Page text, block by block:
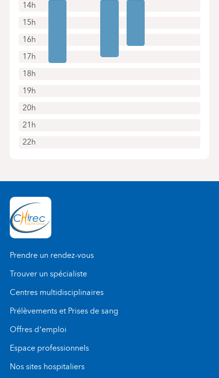
14h
15h
16h
17h
18h
19h
20h
21h
22h
Prendre un rendez-vous
Trouver un spécialiste
Centres multidisciplinaires
Prélèvements et Prises de sang
Offres d’emploi
Espace professionnels
Nos sites hospitaliers